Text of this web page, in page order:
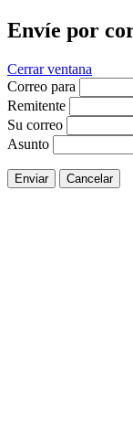
Envíe por
Cerrar ventana
Correo para
Remitente
Su correo
Asunto
Enviar Cancelar